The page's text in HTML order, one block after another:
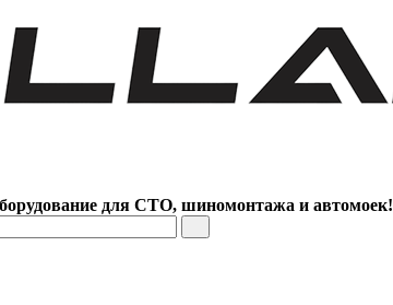
для СТО, шиномонтажа и автомоек!